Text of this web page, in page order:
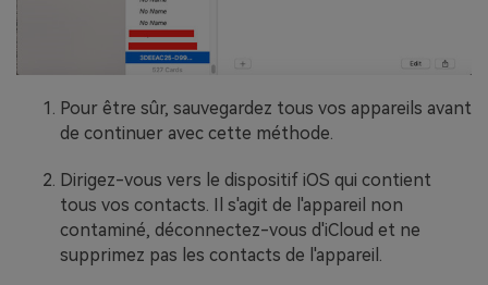
Pour être sûr, sauvegardez tous vos appareils avant
de continuer avec cette méthode.
Dirigez-vous vers le dispositif iOS qui contient
tous vos contacts. Il s'agit de l'appareil non
contaminé, déconnectez-vous d'iCloud et ne
supprimez pas les contacts de l'appareil.